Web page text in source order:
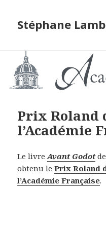
Stéphane
Prix Roland
l’Académie
Le livreAvant Godot
obtenu lePrix Roland
l’Académie Française.